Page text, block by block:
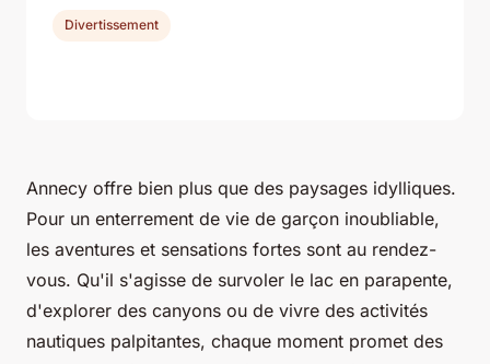
Annecy offre bien plus que des paysages idylliques.
Pour un enterrement de vie de garçon inoubliable,
les aventures et sensations fortes sont au rendez-
vous. Qu'il s'agisse de survoler le lac en parapente,
d'explorer des canyons ou de vivre des activités
nautiques palpitantes, chaque moment promet des
Divertissement